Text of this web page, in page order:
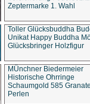
Zeptermarke 1. Wahl
Toller Glücksbuddha
Unikat Happy Buddha
Glücksbringer Holzfigur
MÜnchner Biedermeier
Historische Ohrringe
Schaumgold 585
Perlen